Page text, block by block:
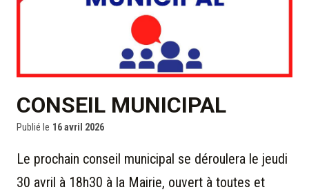
CONSEIL MUNICIPAL
Publié le 16 avril 2026
Le prochain conseil municipal se déroulera le jeudi
30 avril à 18h30 à la Mairie, ouvert à toutes et